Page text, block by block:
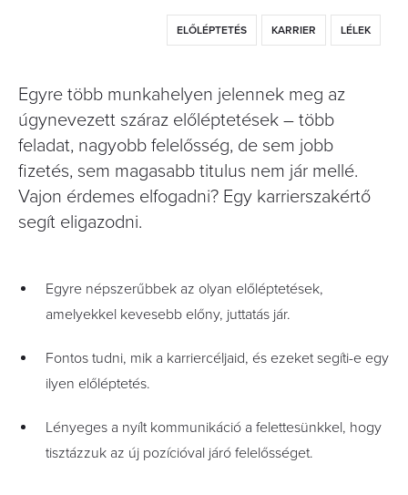
ELŐLÉPTETÉS KARRIER LÉLEK
Egyre több munkahelyen jelennek meg az
úgynevezett száraz előléptetések – több
feladat, nagyobb felelősség, de sem jobb
fizetés, sem magasabb titulus nem jár mellé.
Vajon érdemes elfogadni? Egy karrierszakértő
segít eligazodni.
Egyre népszerűbbek az olyan előléptetések,
amelyekkel kevesebb előny, juttatás jár.
Fontos tudni, mik a karriercéljaid, és ezeket segíti-e egy
ilyen előléptetés.
Lényeges a nyílt kommunikáció a felettesünkkel, hogy
tisztázzuk az új pozícióval járó felelősséget.